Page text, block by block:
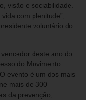
visão e sociabilidade.
com plenitude”,
voluntário do
deste ano do
do Movimento
evento é um dos mais
mais de 300
da prevenção,